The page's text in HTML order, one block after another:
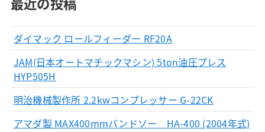
ダイマック ロールフィーダー RF20A
JAM(日本オートマチックマシン) 5ton油圧プレス
HYP505H
明治機械製作所 2.2kwコンプレッサー G-22CK
アマダ製 MAX400mmバンドソー HA-400 (2004年式)